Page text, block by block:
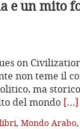
e un mito
on
non teme il
ma
del mondo […]
libri, Mondo Arabo,